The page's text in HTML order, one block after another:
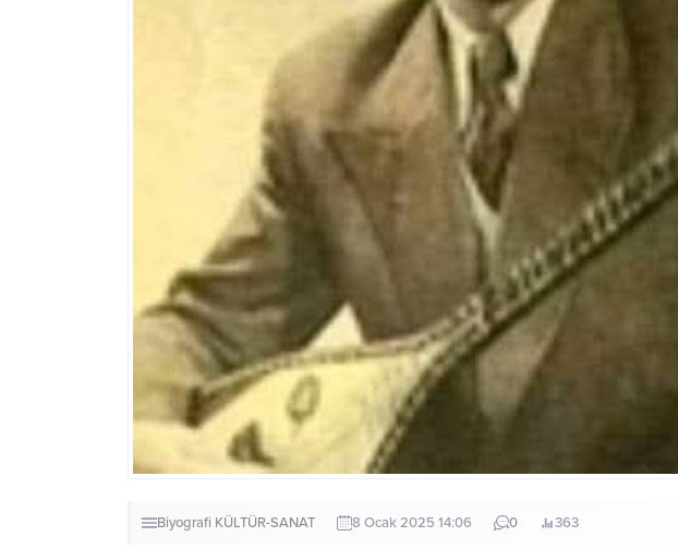
Biyografi KÜLTÜR-SANAT 8 Ocak 2025 14:06 0 363